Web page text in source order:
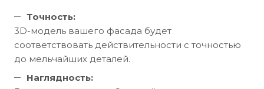
Точность:
3D-модель вашего фасада будет
соответствовать действительности с точностью
до мельчайших деталей.
Наглядность: